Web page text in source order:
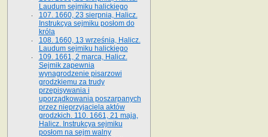
Laudum sejmiku halickiego
107. 1660, 23 sierpnia, Halicz.
Instrukcya sejmiku posłom do
króla
108. 1660, 13 września, Halicz.
Laudum sejmiku halickiego
109. 1661, 2 marca, Halicz.
Sejmik zapewnia
wynagrodzenie pisarzowi
grodzkiemu za trudy
przepisywania i
uporządkowania poszarpanych
przez nieprzyjaciela aktów
grodzkich. 110. 1661, 21 maja,
Halicz. Instrukcya sejmiku
posłom na sejm walny